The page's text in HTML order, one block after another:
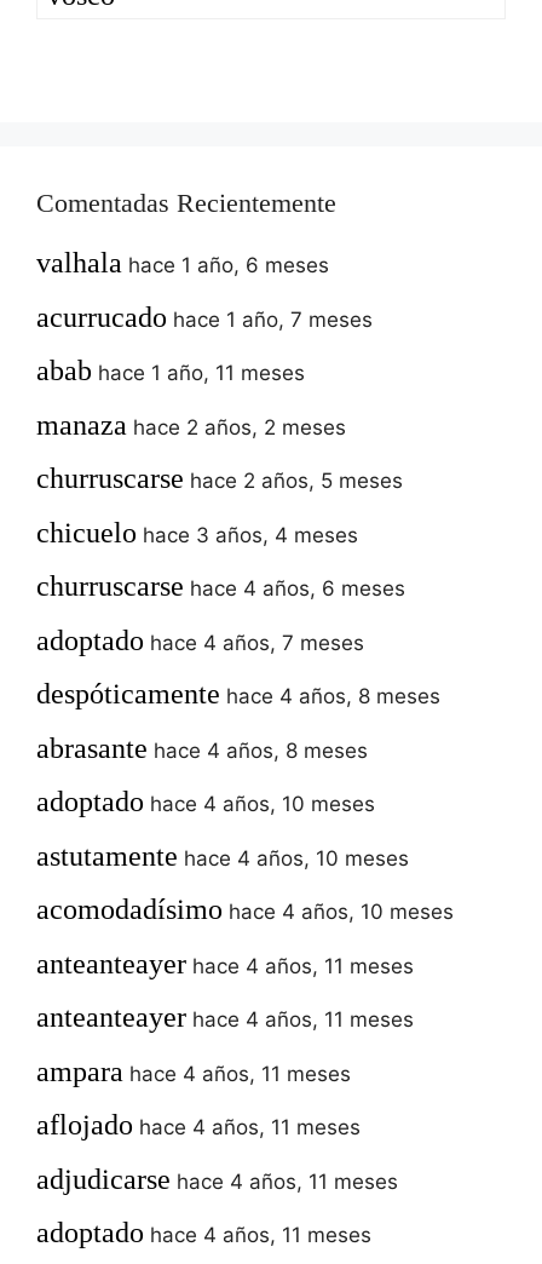
Comentadas Recientemente
valhala hace 1 año, 6 meses
acurrucado hace 1 año, 7 meses
abab hace 1 año, 11 meses
manaza hace 2 años, 2 meses
churruscarse hace 2 años, 5 meses
chicuelo hace 3 años, 4 meses
churruscarse hace 4 años, 6 meses
adoptado hace 4 años, 7 meses
despóticamente hace 4 años, 8 meses
abrasante hace 4 años, 8 meses
adoptado hace 4 años, 10 meses
astutamente hace 4 años, 10 meses
acomodadísimo hace 4 años, 10 meses
anteanteayer hace 4 años, 11 meses
anteanteayer hace 4 años, 11 meses
ampara hace 4 años, 11 meses
aflojado hace 4 años, 11 meses
adjudicarse hace 4 años, 11 meses
adoptado hace 4 años, 11 meses